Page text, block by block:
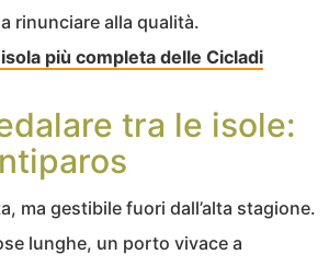
rinunciare alla qualità.
più completa delle Cicladi
tra le isole:
ma gestibile fuori dall’alta stagione.
lunghe, un porto vivace a